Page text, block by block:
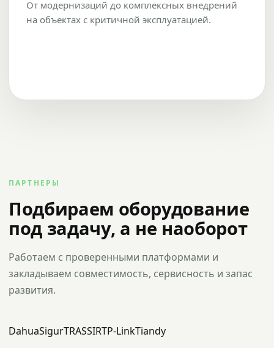
От модернизаций до комплексных внедрений
на объектах с критичной эксплуатацией.
ПАРТНЕРЫ
Подбираем оборудование
под задачу, а не наоборот
Работаем с проверенными платформами и
закладываем совместимость, сервисность и запас
развития.
DahuaSigurTRASSIRTP-LinkTiandy